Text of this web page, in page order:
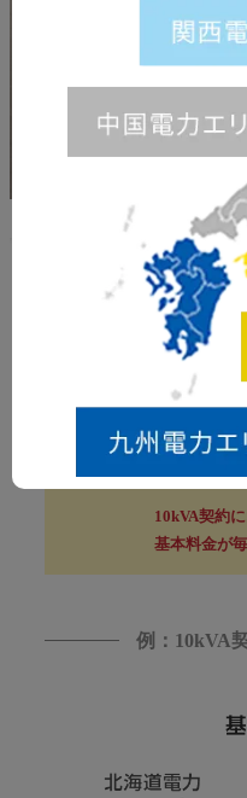
安心への
基本料
地域の電力会社の新オ
ら、基本料金
10kVA契約
基本料金が毎
例：10kVA